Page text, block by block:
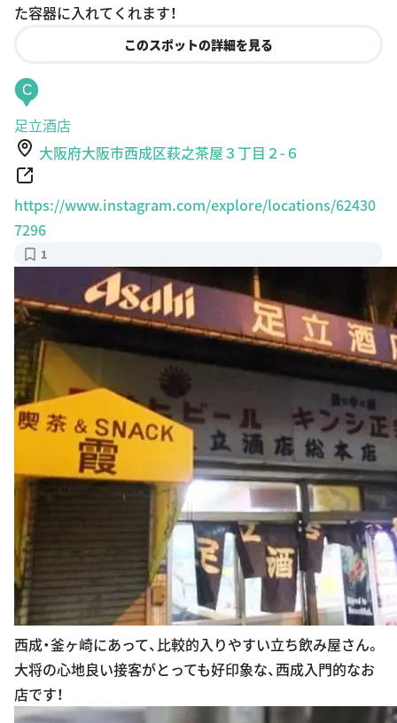
た容器に入れてくれます！
このスポットの詳細を見る
C
足立酒店
大阪府大阪市西成区萩之茶屋３丁目２-６
https://www.instagram.com/explore/locations/62430
7296
1
西成・釜ヶ崎にあって、比較的入りやすい立ち飲み屋さん。
大将の心地良い接客がとっても好印象な、西成入門的なお
店です！